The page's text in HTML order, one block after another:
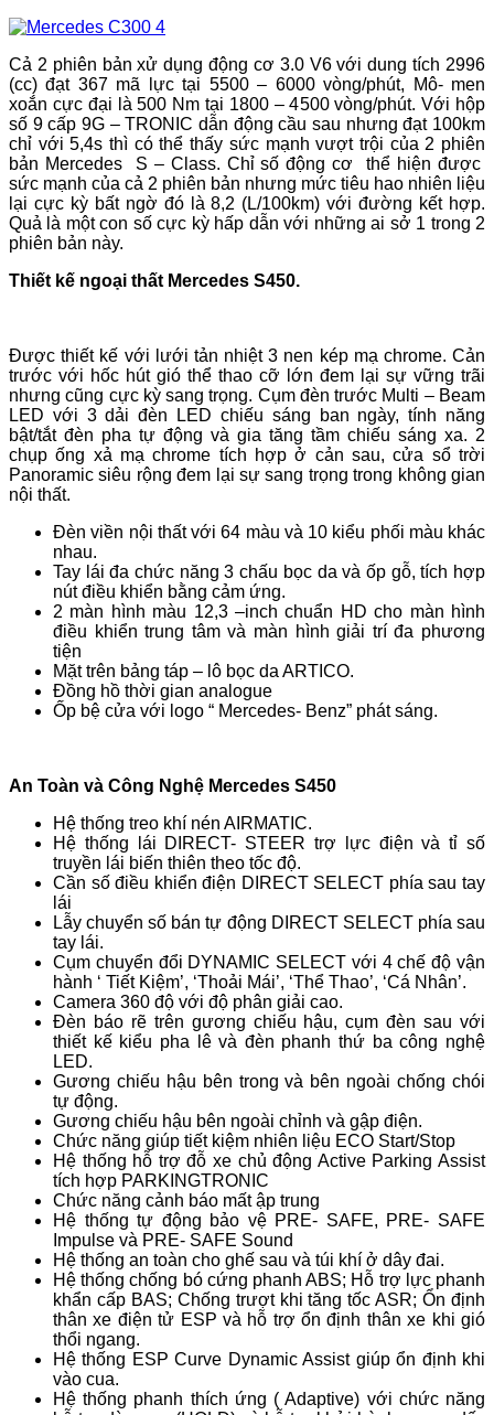
Cả 2 phiên bản xử dụng động cơ 3.0 V6 với dung tích 2996
(cc) đạt 367 mã lực tại 5500 – 6000 vòng/phút, Mô- men
xoắn cực đại là 500 Nm tại 1800 – 4500 vòng/phút. Với hộp
số 9 cấp 9G – TRONIC dẫn động cầu sau nhưng đạt 100km
chỉ với 5,4s thì có thể thấy sức mạnh vượt trội của 2 phiên
bản Mercedes S – Class. Chỉ số động cơ thể hiện được
sức mạnh của cả 2 phiên bản nhưng mức tiêu hao nhiên liệu
lại cực kỳ bất ngờ đó là 8,2 (L/100km) với đường kết hợp.
Quả là một con số cực kỳ hấp dẫn với những ai sở 1 trong 2
phiên bản này.
Thiết kế ngoại thất Mercedes S450.
Được thiết kế với lưới tản nhiệt 3 nen kép mạ chrome. Cản
trước với hốc hút gió thể thao cỡ lớn đem lại sự vững trãi
nhưng cũng cực kỳ sang trọng. Cụm đèn trước Multi – Beam
LED với 3 dải đèn LED chiếu sáng ban ngày, tính năng
bật/tắt đèn pha tự động và gia tăng tầm chiếu sáng xa. 2
chụp ống xả mạ chrome tích hợp ở cản sau, cửa sổ trời
Panoramic siêu rộng đem lại sự sang trọng trong không gian
nội thất.
Đèn viền nội thất với 64 màu và 10 kiểu phối màu khác
nhau.
Tay lái đa chức năng 3 chấu bọc da và ốp gỗ, tích hợp
nút điều khiển bằng cảm ứng.
2 màn hình màu 12,3 –inch chuẩn HD cho màn hình
điều khiển trung tâm và màn hình giải trí đa phương
tiện
Mặt trên bảng táp – lô bọc da ARTICO.
Đồng hồ thời gian analogue
Ốp bệ cửa với logo “ Mercedes- Benz” phát sáng.
An Toàn và Công Nghệ Mercedes S450
Hệ thống treo khí nén AIRMATIC.
Hệ thống lái DIRECT- STEER trợ lực điện và tỉ số
truyền lái biến thiên theo tốc độ.
Cần số điều khiển điện DIRECT SELECT phía sau tay
lái
Lẫy chuyển số bán tự động DIRECT SELECT phía sau
tay lái.
Cụm chuyển đổi DYNAMIC SELECT với 4 chế độ vận
hành ‘ Tiết Kiệm’, ‘Thoải Mái’, ‘Thể Thao’, ‘Cá Nhân’.
Camera 360 độ với độ phân giải cao.
Đèn báo rẽ trên gương chiếu hậu, cụm đèn sau với
thiết kế kiểu pha lê và đèn phanh thứ ba công nghệ
LED.
Gương chiếu hậu bên trong và bên ngoài chống chói
tự động.
Gương chiếu hậu bên ngoài chỉnh và gập điện.
Chức năng giúp tiết kiệm nhiên liệu ECO Start/Stop
Hệ thống hỗ trợ đỗ xe chủ động Active Parking Assist
tích hợp PARKINGTRONIC
Chức năng cảnh báo mất ập trung
Hệ thống tự động bảo vệ PRE- SAFE, PRE- SAFE
Impulse và PRE- SAFE Sound
Hệ thống an toàn cho ghế sau và túi khí ở dây đai.
Hệ thống chống bó cứng phanh ABS; Hỗ trợ lực phanh
khẩn cấp BAS; Chống trượt khi tăng tốc ASR; Ổn định
thân xe điện tử ESP và hỗ trợ ổn định thân xe khi gió
thổi ngang.
Hệ thống ESP Curve Dynamic Assist giúp ổn định khi
vào cua.
Hệ thống phanh thích ứng ( Adaptive) với chức năng